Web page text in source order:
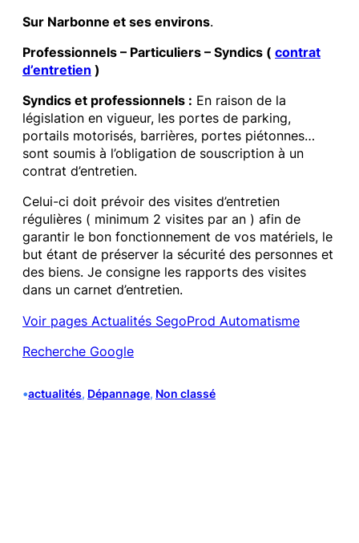
Sur Narbonne et ses environs.
Professionnels – Particuliers – Syndics ( contrat
d’entretien )
Syndics et professionnels : En raison de la
législation en vigueur, les portes de parking,
portails motorisés, barrières, portes piétonnes…
sont soumis à l’obligation de souscription à un
contrat d’entretien.
Celui-ci doit prévoir des visites d’entretien
régulières ( minimum 2 visites par an ) afin de
garantir le bon fonctionnement de vos matériels, le
but étant de préserver la sécurité des personnes et
des biens. Je consigne les rapports des visites
dans un carnet d’entretien.
Voir pages Actualités SegoProd Automatisme
Recherche Google
•actualités, Dépannage, Non classé